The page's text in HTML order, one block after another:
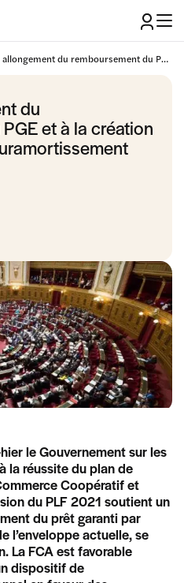
Oui à un allongement du remboursement du PGE et à la création d’un dispositif de suramortissement pour le commerce.
du
et à la création
le Gouvernement sur les
la réussite du plan de
Coopératif et
du PLF 2021 soutient un
du prêt garanti par
l’enveloppe actuelle, se
La FCA est favorable
dispositif de